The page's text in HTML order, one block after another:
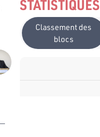
STATISTIQUES
Classement des
blocs